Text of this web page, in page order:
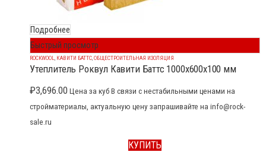
Подробнее
Быстрый просмотр
ROCKWOOL КАВИТИ БАТТС ОБЩЕСТРОИТЕЛЬНАЯ ИЗОЛЯЦИЯ
Утеплитель Роквул Кавити Баттс 1000x600x100 мм
₽3,696.00 Цена за куб В связи с нестабильными ценами на
стройматериалы, актуальную цену запрашивайте на info@rock-
sale.ru
КУПИТЬ